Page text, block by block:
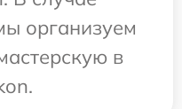
организуем
в